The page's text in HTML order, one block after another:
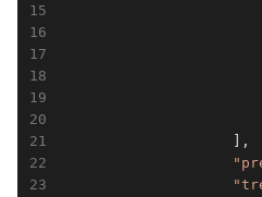
                    ],